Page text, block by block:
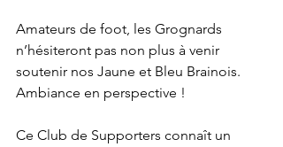
Amateurs de foot, les Grognards
n’hésiteront pas non plus à venir
soutenir nos Jaune et Bleu Brainois.
Ambiance en perspective !
Ce Club de Supporters connaît un